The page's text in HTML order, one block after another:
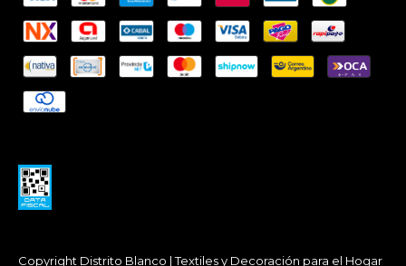
Copyright Distrito Blanco | Textiles y Decoración para el Hogar